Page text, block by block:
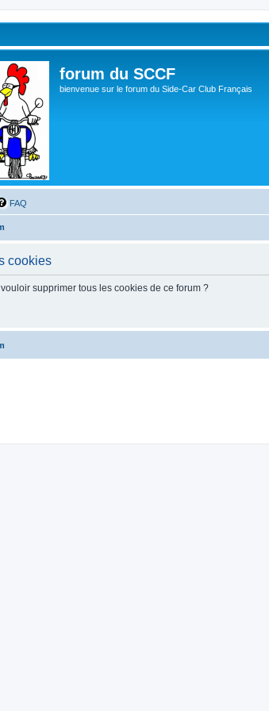
forum du SCCF
bienvenue sur le forum du Side-Car Club Français
FAQ
cookies
supprimer tous les cookies de ce forum ?